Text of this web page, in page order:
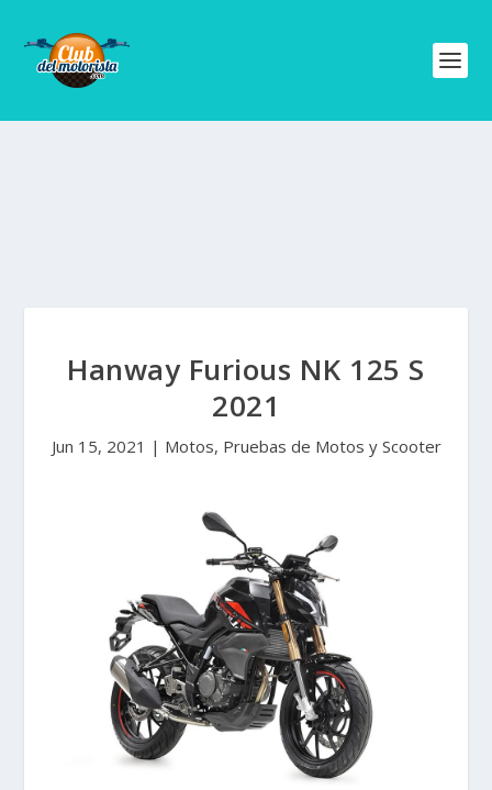
Hanway Furious NK 125 S
2021
Jun 15, 2021 | Motos, Pruebas de Motos y Scooter